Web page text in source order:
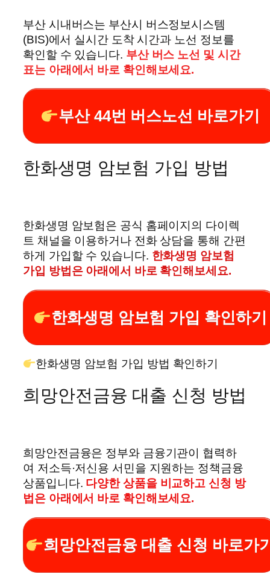
부산 시내버스는 부산시 버스정보시스템
(BIS)에서 실시간 도착 시간과 노선 정보를
확인할 수 있습니다. 부산 버스 노선 및 시간
표는 아래에서 바로 확인해보세요.
부산 44번 버스노선 바로가기
한화생명 암보험 가입 방법
한화생명 암보험은 공식 홈페이지의 다이렉
트 채널을 이용하거나 전화 상담을 통해 간편
하게 가입할 수 있습니다. 한화생명 암보험
가입 방법은 아래에서 바로 확인해보세요.
한화생명 암보험 가입 확인하기
한화생명 암보험 가입 방법 확인하기
희망안전금융 대출 신청 방법
희망안전금융은 정부와 금융기관이 협력하
여 저소득·저신용 서민을 지원하는 정책금융
상품입니다. 다양한 상품을 비교하고 신청 방
법은 아래에서 바로 확인해보세요.
희망안전금융 대출 신청 바로가